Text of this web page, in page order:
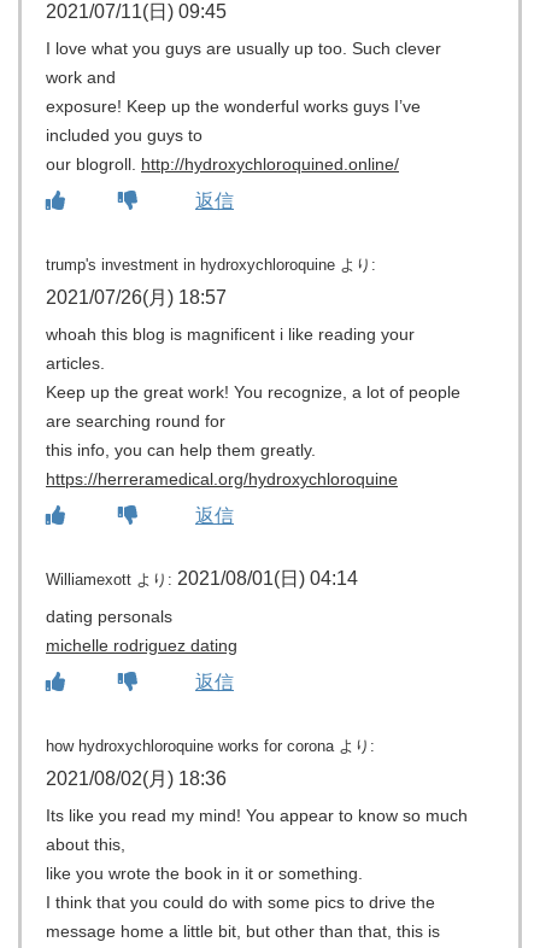
2021/07/11(日) 09:45
I love what you guys are usually up too. Such clever
work and
exposure! Keep up the wonderful works guys I’ve
included you guys to
our blogroll. http://hydroxychloroquined.online/
返信
trump's investment in hydroxychloroquine より:
2021/07/26(月) 18:57
whoah this blog is magnificent i like reading your
articles.
Keep up the great work! You recognize, a lot of people
are searching round for
this info, you can help them greatly.
https://herreramedical.org/hydroxychloroquine
返信
Williamexott より: 2021/08/01(日) 04:14
dating personals
michelle rodriguez dating
返信
how hydroxychloroquine works for corona より:
2021/08/02(月) 18:36
Its like you read my mind! You appear to know so much
about this,
like you wrote the book in it or something.
I think that you could do with some pics to drive the
message home a little bit, but other than that, this is